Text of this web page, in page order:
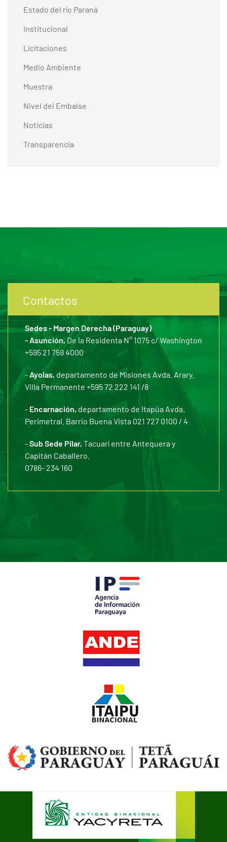
Estado del río Paraná
Institucional
Licitaciones
Medio Ambiente
Muestra
Nivel del Embalse
Noticias
Transparencia
Contactos
Sedes - Margen Derecha (Paraguay)
- Asunción,De la Residenta N° 1075 c/ Washington
+595 21 759 4000
-Ayolas, departamento de Misiones Avda. Arary.
Villa Permanente +595 72 222 141 /8
- Encarnación, departamento de Itapúa Avda.
Perimetral. Barrio Buena Vista 021 727 0100 / 4
-Sub Sede Pilar, Tacuarí entre Antequera y
Capitán Caballero.
0786- 234 160